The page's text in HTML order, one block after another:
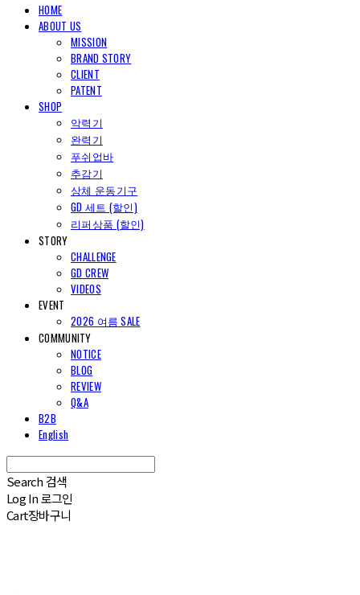
HOME
ABOUT US
MISSION
BRAND STORY
CLIENT
PATENT
SHOP
악력기
완력기
푸쉬업바
추감기
상체 운동기구
GD 세트 (할인)
리퍼상품 (할인)
STORY
CHALLENGE
GD CREW
VIDEOS
EVENT
2026 여름 SALE
COMMUNITY
NOTICE
BLOG
REVIEW
Q&A
B2B
English
Search 검색
Log In로그인
Cart장바구니